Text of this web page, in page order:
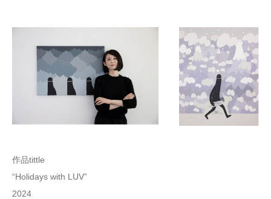
作品tittle
“Holidays with LUV”
2024